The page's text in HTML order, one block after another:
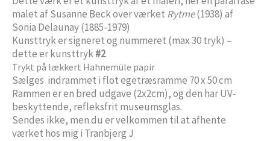
cm
-
Indrammet
antal
malet af Susanne Beck over værket Rytme(1938) af
Sonia Delaunay (1885-1979)
Kunsttryk er signeret og nummeret (max 30 tryk) –
dette er kunsttryk#2
Trykt på lækkert Hahnemüle papir
Sælges indrammet i flot egetræsramme 70 x 50 cm
Rammen er en bred udgave (2x2cm), og den har UV-
beskyttende, refleksfrit museumsglas.
Sendes ikke, men du er velkommen til at afhente
værket hos mig i Tranbjerg J